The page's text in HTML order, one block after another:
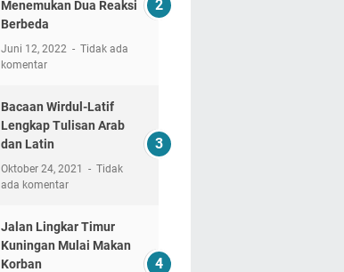
Menemukan Dua Reaksi
Berbeda
Juni 12, 2022
Tidak ada
komentar
Bacaan Wirdul-Latif
Lengkap Tulisan Arab
dan Latin
Oktober 24, 2021
Tidak
ada komentar
Jalan Lingkar Timur
Kuningan Mulai Makan
Korban